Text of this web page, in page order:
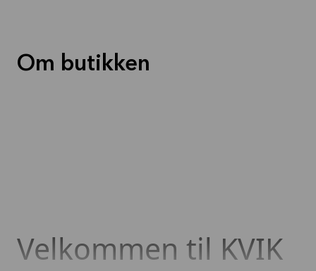
Om butikken
Velkommen til KVIK